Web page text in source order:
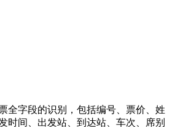
全字段的识别，包括编号、票价、姓
时间、出发站、到达站、车次、席别